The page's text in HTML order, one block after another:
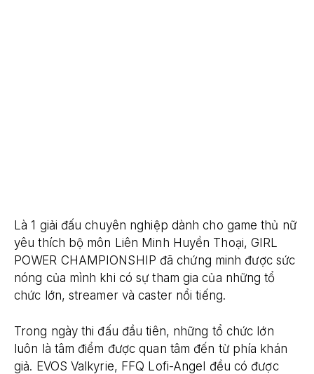
Là 1 giải đấu chuyên nghiệp dành cho game thủ nữ
yêu thích bộ môn Liên Minh Huyền Thoại, GIRL
POWER CHAMPIONSHIP đã chứng minh được sức
nóng của mình khi có sự tham gia của những tổ
chức lớn, streamer và caster nổi tiếng.
Trong ngày thi đấu đầu tiên, những tổ chức lớn
luôn là tâm điểm được quan tâm đến từ phía khán
giả. EVOS Valkyrie, FFQ Lofi-Angel đều có được